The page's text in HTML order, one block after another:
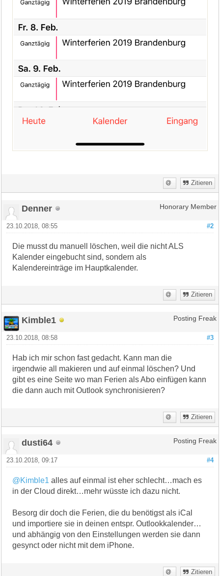
Zitieren
Denner Honorary Member
#2
23.10.2018, 08:55
Die musst du manuell löschen, weil die nicht ALS
Kalender eingebucht sind, sondern als
Kalendereinträge im Hauptkalender.
Zitieren
Kimble1 Posting Freak
#3
23.10.2018, 08:58
Hab ich mir schon fast gedacht. Kann man die
irgendwie all makieren und auf einmal löschen? Und
gibt es eine Seite wo man Ferien als Abo einfügen kann
die dann auch mit Outlook synchronisieren?
Zitieren
dusti64 Posting Freak
#4
23.10.2018, 09:17
@Kimble1 alles auf einmal ist eher schlecht…mach es
in der Cloud direkt…mehr wüsste ich dazu nicht.
Besorg dir doch die Ferien, die du benötigst als iCal
und importiere sie in deinen entspr. Outlookkalender…
und abhängig von den Einstellungen werden sie dann
gesynct oder nicht mit dem iPhone.
Zitieren